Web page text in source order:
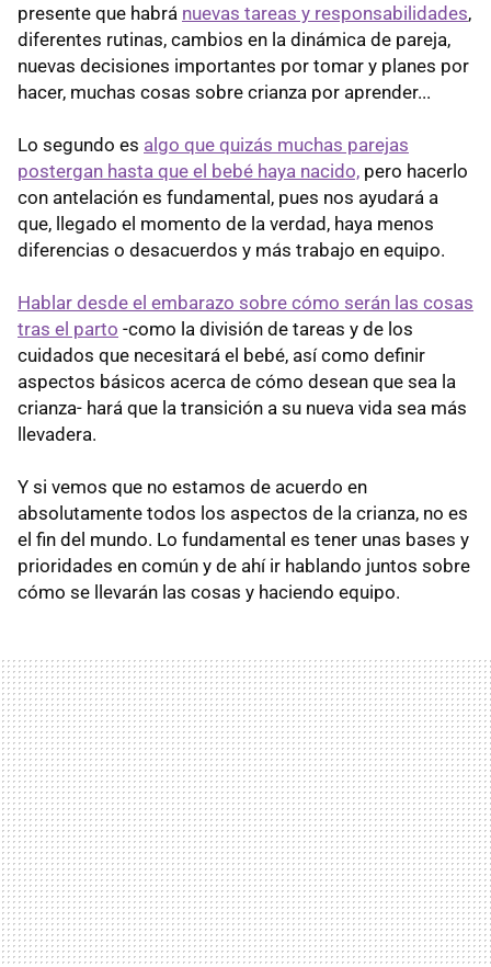
presente que habrá nuevas tareas y responsabilidades,
diferentes rutinas, cambios en la dinámica de pareja,
nuevas decisiones importantes por tomar y planes por
hacer, muchas cosas sobre crianza por aprender...
Lo segundo es algo que quizás muchas parejas
postergan hasta que el bebé haya nacido, pero hacerlo
con antelación es fundamental, pues nos ayudará a
que, llegado el momento de la verdad, haya menos
diferencias o desacuerdos y más trabajo en equipo.
Hablar desde el embarazo sobre cómo serán las cosas
tras el parto -como la división de tareas y de los
cuidados que necesitará el bebé, así como definir
aspectos básicos acerca de cómo desean que sea la
crianza- hará que la transición a su nueva vida sea más
llevadera.
Y si vemos que no estamos de acuerdo en
absolutamente todos los aspectos de la crianza, no es
el fin del mundo. Lo fundamental es tener unas bases y
prioridades en común y de ahí ir hablando juntos sobre
cómo se llevarán las cosas y haciendo equipo.